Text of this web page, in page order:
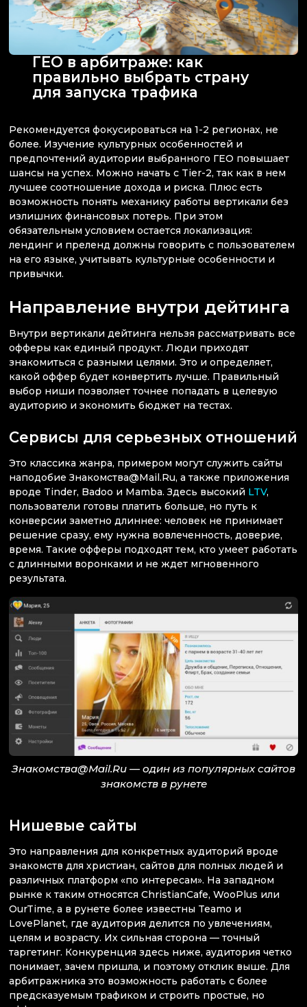
ГЕО в арбитраже: как
правильно выбрать страну
для запуска трафика
Рекомендуется фокусироваться на 1-2 регионах, не
более. Изучение культурных особенностей и
предпочтений аудитории выбранного ГЕО повышает
шансы на успех. Можно начать с Tier-2, так как в нем
лучшее соотношение дохода и риска. Плюс есть
возможность понять механику работы вертикали без
излишних финансовых потерь. При этом
обязательным условием остается локализация:
лендинг и преленд должны говорить с пользователем
на его языке, учитывать культурные особенности и
привычки.
Направление внутри дейтинга
Внутри вертикали дейтинга нельзя рассматривать все
офферы как единый продукт. Люди приходят
знакомиться с разными целями. Это и определяет,
какой оффер будет конвертить лучше. Правильный
выбор ниши позволяет точнее попадать в целевую
аудиторию и экономить бюджет на тестах.
Сервисы для серьезных отношений
Это классика жанра, примером могут служить сайты
наподобие Знакомства@Mail.Ru, а также приложения
вроде Tinder, Badoo и Mamba. Здесь высокий LTV,
пользователи готовы платить больше, но путь к
конверсии заметно длиннее: человек не принимает
решение сразу, ему нужна вовлеченность, доверие,
время. Такие офферы подходят тем, кто умеет работать
с длинными воронками и не ждет мгновенного
результата.
Знакомства@Mail.Ru — один из популярных сайтов
знакомств в рунете
Нишевые сайты
Это направления для конкретных аудиторий вроде
знакомств для христиан, сайтов для полных людей и
различных платформ «по интересам». На западном
рынке к таким относятся ChristianCafe, WooPlus или
OurTime, а в рунете более известны Teamo и
LovePlanet, где аудитория делится по увлечениям,
целям и возрасту. Их сильная сторона — точный
таргетинг. Конкуренция здесь ниже, аудитория четко
понимает, зачем пришла, и поэтому отклик выше. Для
арбитражника это возможность работать с более
предсказуемым трафиком и строить простые, но